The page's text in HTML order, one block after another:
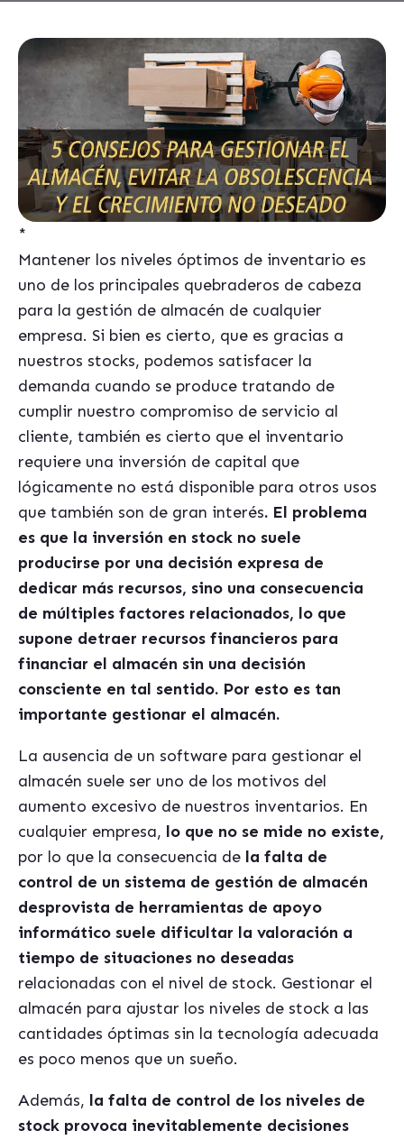
*
Mantener los niveles óptimos de inventario es
uno de los principales quebraderos de cabeza
para la gestión de almacén de cualquier
empresa. Si bien es cierto, que es gracias a
nuestros stocks, podemos satisfacer la
demanda cuando se produce tratando de
cumplir nuestro compromiso de servicio al
cliente, también es cierto que el inventario
requiere una inversión de capital que
lógicamente no está disponible para otros usos
que también son de gran interés. El problema
es que la inversión en stock no suele
producirse por una decisión expresa de
dedicar más recursos, sino una consecuencia
de múltiples factores relacionados, lo que
supone detraer recursos financieros para
financiar el almacén sin una decisión
consciente en tal sentido. Por esto es tan
importante gestionar el almacén.
La ausencia de un software para gestionar el
almacén suele ser uno de los motivos del
aumento excesivo de nuestros inventarios. En
cualquier empresa, lo que no se mide no existe,
por lo que la consecuencia de la falta de
control de un sistema de gestión de almacén
desprovista de herramientas de apoyo
informático suele dificultar la valoración a
tiempo de situaciones no deseadas
relacionadas con el nivel de stock. Gestionar el
almacén para ajustar los niveles de stock a las
cantidades óptimas sin la tecnología adecuada
es poco menos que un sueño.
Además, la falta de control de los niveles de
stock provoca inevitablemente decisiones